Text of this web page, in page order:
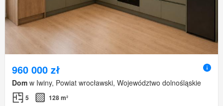
960 000 zł
Dom w Iwiny, Powiat wrocławski, Województwo dolnośląskie
5
128 m²